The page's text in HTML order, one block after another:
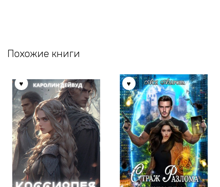
Похожие книги